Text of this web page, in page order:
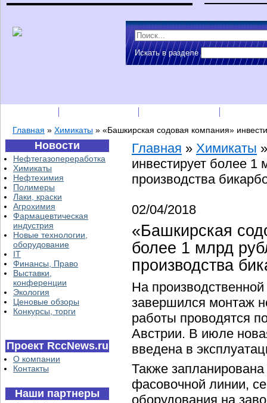
Искать в разделе
Главная » Химикаты » «Башкирская содовая компания»
Новости
Нефтегазопереработка
Химикаты
Нефтехимия
Полимеры
Лаки, краски
Агрохимия
Фармацевтическая
индустрия
Новые технологии,
оборудование
IT
Финансы, Право
Выставки,
конференции
Экология
Ценовые обзоры
Конкурсы, торги
Проект RccNews.ru
О компании
Контакты
Наши партнеры
Главная » Химикаты
инвестирует более
производства
02/04/2018
«Башкирская
более 1 млрд
производства
На
завершился монтаж
работы проводятся
Австрии. В июле
введена в
Также
фасовочной линии,
оборудования на